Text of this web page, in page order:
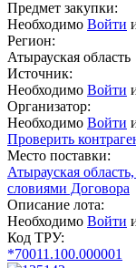
Предмет закупки:
Необходимо Войти
Регион:
Атырауская область
Источник:
Необходимо Войти
Организатор:
Необходимо Войти
Проверить
Место поставки:
Атырауская
словиями Договора
Описание лота:
Необходимо Войти
Код ТРУ:
*70011.100.000001